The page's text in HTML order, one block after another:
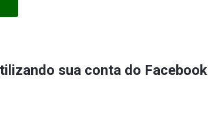
sua conta do Facebook